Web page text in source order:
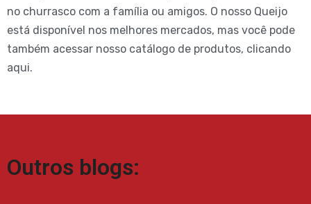
no churrasco com a família ou amigos. O nosso Queijo
está disponível nos melhores mercados, mas você pode
também acessar nosso catálogo de produtos, clicando
aqui.
Outros blogs: